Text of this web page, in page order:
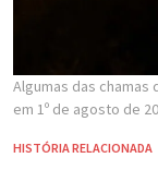
Algumas das chamas
em 1º de agosto de
HISTÓRIA RELACIONADA